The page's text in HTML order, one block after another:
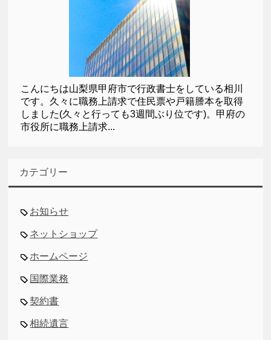
こんにちは山梨県甲府市で行政書士をしている相川
です。久々に職務上請求で住民票や戸籍謄本を取得
しました(久々と行っても3週間ぶり位です)。甲府の
市役所に職務上請求...
カテゴリー
お知らせ
ネットショップ
ホームページ
国際業務
契約書
相続遺言